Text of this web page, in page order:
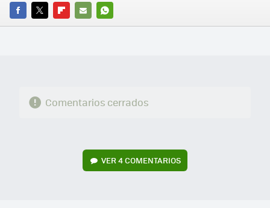
FACEBOOK
TWITTERFLIPBOARD
E-
WHATSAPP
Comentarios cerrados
VER 4 COMENTARIOS